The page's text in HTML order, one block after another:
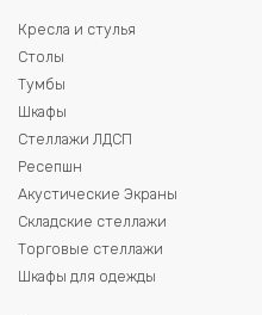
Кресла и стулья
Столы
Тумбы
Шкафы
Стеллажи ЛДСП
Ресепшн
Акустические Экраны
Складские стеллажи
Торговые стеллажи
Шкафы для одежды